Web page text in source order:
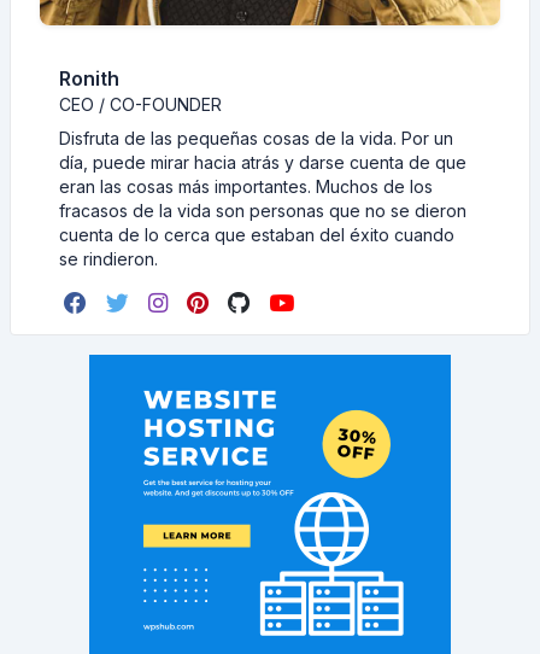
Ronith
CEO / CO-FOUNDER
Disfruta de las pequeñas cosas de la vida. Por un
día, puede mirar hacia atrás y darse cuenta de que
eran las cosas más importantes. Muchos de los
fracasos de la vida son personas que no se dieron
cuenta de lo cerca que estaban del éxito cuando
se rindieron.